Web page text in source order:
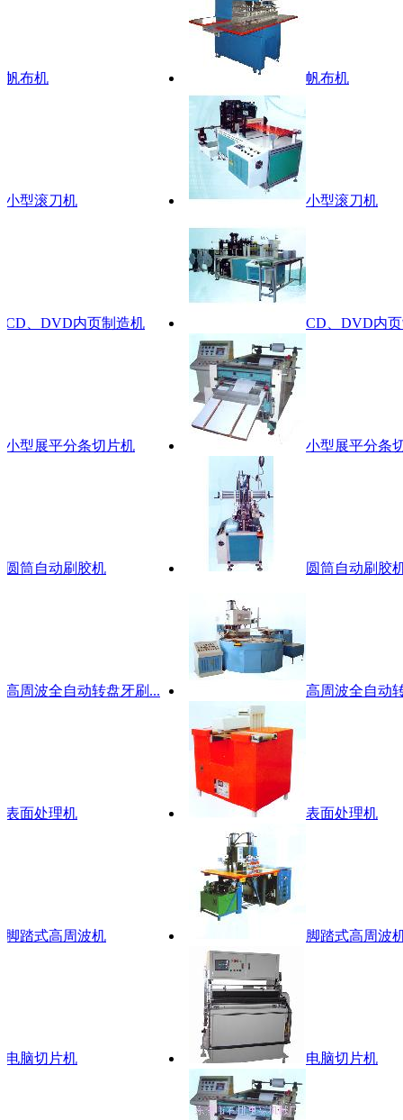
机
滚刀机
、DVD内页制造机
展平分条切片机
自动刷胶机
波全自动转盘牙刷...
处理机
式高周波机
切片机
帆布机
小型滚刀机
CD、DVD内页制
小型展平分条切
圆筒自动刷胶机
高周波全自动转
表面处理机
脚踏式高周波机
电脑切片机